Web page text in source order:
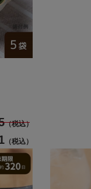
（税込）
（税込）